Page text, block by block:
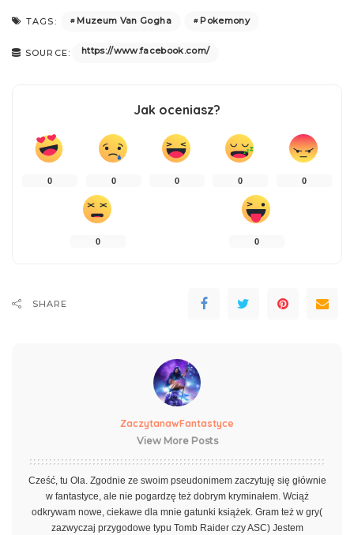
TAGS: Muzeum Van Gogha Pokemony
SOURCE: https://www.facebook.com/
Jak oceniasz?
0 0 0 0 0
0 0
SHARE
ZaczytanawFantastyce
View More Posts
Cześć, tu Ola. Zgodnie ze swoim pseudonimem zaczytuję się głównie
w fantastyce, ale nie pogardzę też dobrym kryminałem. Wciąż
odkrywam nowe, ciekawe dla mnie gatunki książek. Gram też w gry(
zazwyczaj przygodowe typu Tomb Raider czy ASC) Jestem